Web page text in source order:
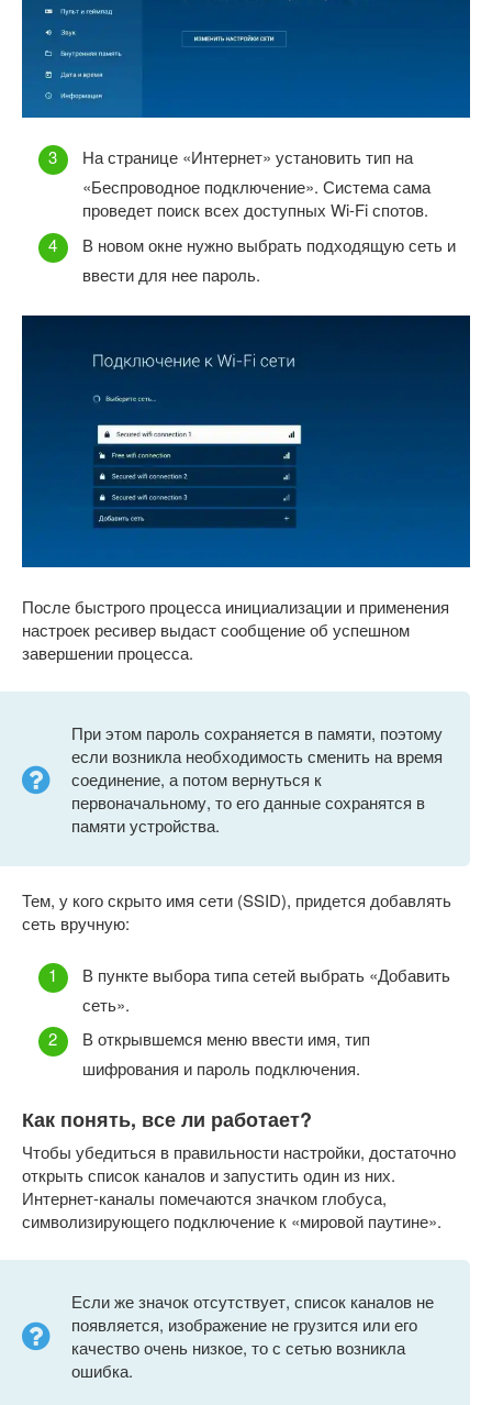
На странице «Интернет» установить тип на
«Беспроводное подключение». Система сама
проведет поиск всех доступных Wi-Fi спотов.
В новом окне нужно выбрать подходящую сеть и
ввести для нее пароль.
После быстрого процесса инициализации и применения
настроек ресивер выдаст сообщение об успешном
завершении процесса.
При этом пароль сохраняется в памяти, поэтому
если возникла необходимость сменить на время
соединение, а потом вернуться к
первоначальному, то его данные сохранятся в
памяти устройства.
Тем, у кого скрыто имя сети (SSID), придется добавлять
сеть вручную:
В пункте выбора типа сетей выбрать «Добавить
сеть».
В открывшемся меню ввести имя, тип
шифрования и пароль подключения.
Как понять, все ли работает?
Чтобы убедиться в правильности настройки, достаточно
открыть список каналов и запустить один из них.
Интернет-каналы помечаются значком глобуса,
символизирующего подключение к «мировой паутине».
Если же значок отсутствует, список каналов не
появляется, изображение не грузится или его
качество очень низкое, то с сетью возникла
ошибка.